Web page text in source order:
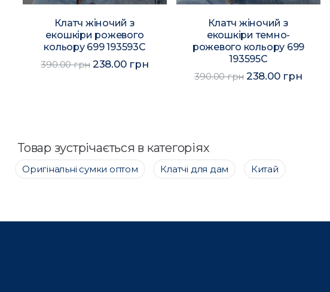
Клатч жіночий з
екошкіри рожевого
кольору 699 193593C
390.00 грн 238.00 грн
Клатч жіночий з
екошкіри темно-
рожевого кольору 699
193595C
390.00 грн 238.00 грн
Товар зустрічається в категоріях
Оригінальні сумки оптом Клатчі для дам Китай